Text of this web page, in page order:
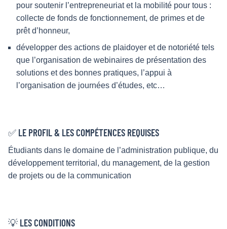
pour soutenir l’entrepreneuriat et la mobilité pour tous :
collecte de fonds de fonctionnement, de primes et de
prêt d’honneur,
développer des actions de plaidoyer et de notoriété tels
que l’organisation de webinaires de présentation des
solutions et des bonnes pratiques, l’appui à
l’organisation de journées d’études, etc…
✅ LE PROFIL & LES COMPÉTENCES REQUISES
Étudiants dans le domaine de l’administration publique, du
développement territorial, du management, de la gestion
de projets ou de la communication
💡 LES CONDITIONS